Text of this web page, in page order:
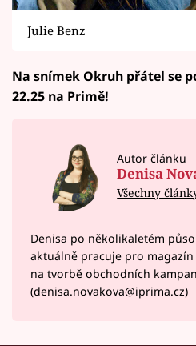
Julie Benz
Na snímek Okruh přátel se
22.25 na Primě!
Autor článku
Denisa
Všechny
Denisa po několikaletém
aktuálně pracuje pro
na tvorbě obchodních
(denisa.novakova@iprima.cz)